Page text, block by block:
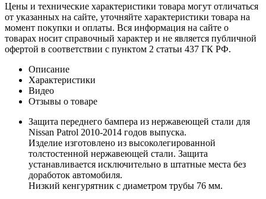
Цены и технические характеристики товара могут отличаться
от указанных на сайте, уточняйте характеристики товара на
момент покупки и оплаты. Вся информация на сайте о
товарах носит справочный характер и не является публичной
офертой в соответствии с пунктом 2 статьи 437 ГК РФ.
Описание
Характеристики
Видео
Отзывы о товаре
Защита переднего бампера из нержавеющей стали для
Nissan Patrol 2010-2014 годов выпуска.
Изделие изготовлено из высоколегированной
толстостенной нержавеющей стали. Защита
устанавливается исключительно в штатные места без
доработок автомобиля.
Низкий кенгурятник с диаметром трубы 76 мм.